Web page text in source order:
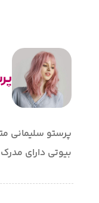
پرستو سلیمانی
بیوتی دارای مدرک